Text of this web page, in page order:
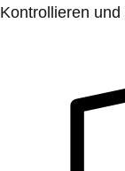
Kontrollieren